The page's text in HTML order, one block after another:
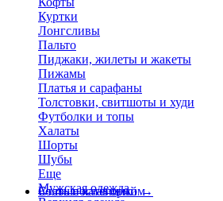
Куртки
Лонгсливы
Пальто
Пиджаки, жилеты и жакеты
Пижамы
Платья и сарафаны
Толстовки, свитшоты и худи
Футболки и топы
Халаты
Шорты
Шубы
Еще
Мужская одежда
Больше категорий→
Стать поставщиком